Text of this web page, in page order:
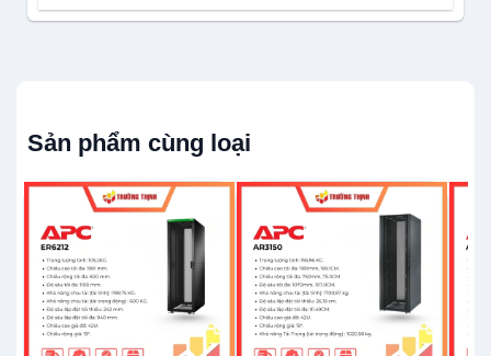
Sản phẩm cùng loại